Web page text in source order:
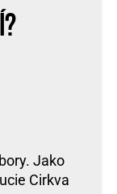
Jako
Cirkva